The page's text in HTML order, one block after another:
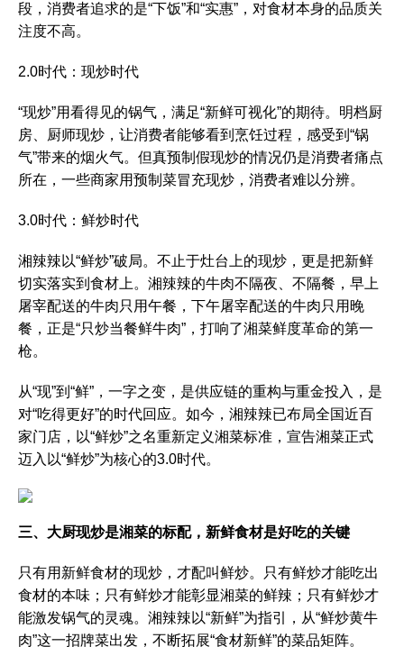
段，消费者追求的是“下饭”和“实惠”，对食材本身的品质关
注度不高。
2.0时代：现炒时代
“现炒”用看得见的锅气，满足“新鲜可视化”的期待。明档厨
房、厨师现炒，让消费者能够看到烹饪过程，感受到“锅
气”带来的烟火气。但真预制假现炒的情况仍是消费者痛点
所在，一些商家用预制菜冒充现炒，消费者难以分辨。
3.0时代：鲜炒时代
湘辣辣以“鲜炒”破局。不止于灶台上的现炒，更是把新鲜
切实落实到食材上。湘辣辣的牛肉不隔夜、不隔餐，早上
屠宰配送的牛肉只用午餐，下午屠宰配送的牛肉只用晚
餐，正是“只炒当餐鲜牛肉”，打响了湘菜鲜度革命的第一
枪。
从“现”到“鲜”，一字之变，是供应链的重构与重金投入，是
对“吃得更好”的时代回应。如今，湘辣辣已布局全国近百
家门店，以“鲜炒”之名重新定义湘菜标准，宣告湘菜正式
迈入以“鲜炒”为核心的3.0时代。
三、大厨现炒是湘菜的标配，新鲜食材是好吃的关键
只有用新鲜食材的现炒，才配叫鲜炒。只有鲜炒才能吃出
食材的本味；只有鲜炒才能彰显湘菜的鲜辣；只有鲜炒才
能激发锅气的灵魂。湘辣辣以“新鲜”为指引，从“鲜炒黄牛
肉”这一招牌菜出发，不断拓展“食材新鲜”的菜品矩阵。